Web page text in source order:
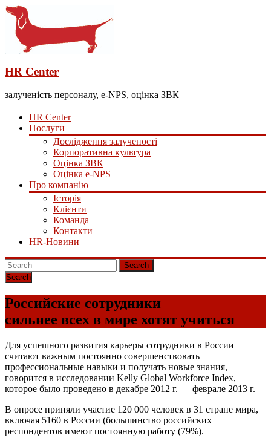
HR Center
залученість персоналу, e-NPS, оцінка ЗВК
HR Center
Послуги
Дослідження залученості
Корпоративна культура
Оцінка ЗВК
Оцінка e-NPS
Про компанію
Історія
Клієнти
Команда
Контакти
HR-Новини
Search
Российские сотрудники
сильнее всех в мире хотят учиться
Для успешного развития карьеры сотрудники в России
считают важным постоянно совершенствовать
профессиональные навыки и получать новые знания,
говорится в исследовании Kelly Global Workforce Index,
которое было проведено в декабре 2012 г. — феврале 2013 г.
В опросе приняли участие 120 000 человек в 31 стране мира,
включая 5160 в России (большинство российских
респондентов имеют постоянную работу (79%).